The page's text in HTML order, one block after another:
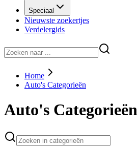
Speciaal
Nieuwste zoekertjes
Verdelergids
Home
Auto's Categorieën
Auto's Categorieën